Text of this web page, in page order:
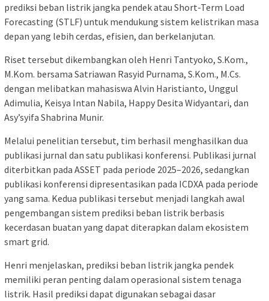
prediksi beban listrik jangka pendek atau Short-Term Load
Forecasting (STLF) untuk mendukung sistem kelistrikan masa
depan yang lebih cerdas, efisien, dan berkelanjutan.
Riset tersebut dikembangkan oleh Henri Tantyoko, S.Kom.,
M.Kom. bersama Satriawan Rasyid Purnama, S.Kom., M.Cs.
dengan melibatkan mahasiswa Alvin Haristianto, Unggul
Adimulia, Keisya Intan Nabila, Happy Desita Widyantari, dan
Asy’syifa Shabrina Munir.
Melalui penelitian tersebut, tim berhasil menghasilkan dua
publikasi jurnal dan satu publikasi konferensi. Publikasi jurnal
diterbitkan pada ASSET pada periode 2025–2026, sedangkan
publikasi konferensi dipresentasikan pada ICDXA pada periode
yang sama. Kedua publikasi tersebut menjadi langkah awal
pengembangan sistem prediksi beban listrik berbasis
kecerdasan buatan yang dapat diterapkan dalam ekosistem
smart grid.
Henri menjelaskan, prediksi beban listrik jangka pendek
memiliki peran penting dalam operasional sistem tenaga
listrik. Hasil prediksi dapat digunakan sebagai dasar